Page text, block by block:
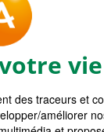
Devis
des traceurs et
améliorer